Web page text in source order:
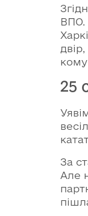
ВПО.
25
За
Але